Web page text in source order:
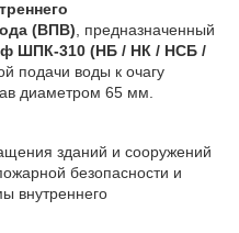
(ВПВ) , предназначенный
ШПК-310 (НБ / НК / НСБ /
подачи воды к очагу
диаметром 65 мм.
зданий и сооружений
безопасности и
внутреннего